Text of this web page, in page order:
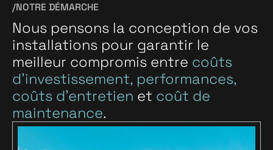
Activités d’ingénierie
Conseils et diagnostics
Localisation
6 Bd de Saltgourde
24430 Marsac-sur-l'Isle
/NOTRE DÉMARCHE
Nous pensons la conception de vos
installations pour garantir le
meilleur compromis entre coûts
d’investissement, performances,
coûts d’entretien et coût de
maintenance.